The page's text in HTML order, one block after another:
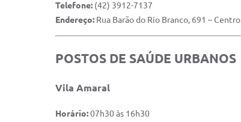
Telefone: (42) 3912-7137
Endereço: Rua Barão do Rio Branco, 691 – Centro
POSTOS DE SAÚDE URBANOS
Vila Amaral
Horário:07h30 às 16h30